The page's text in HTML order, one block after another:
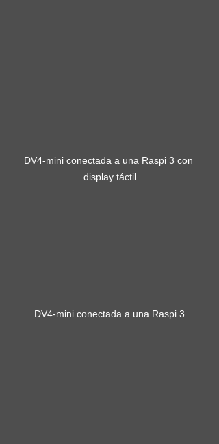
DV4-mini conectada a una Raspi 3 con
display táctil
DV4-mini conectada a una Raspi 3